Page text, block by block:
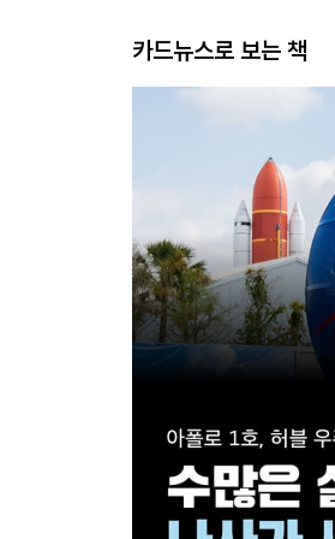
카드뉴스로 보는 책